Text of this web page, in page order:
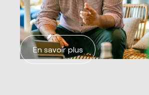
En savoir plus